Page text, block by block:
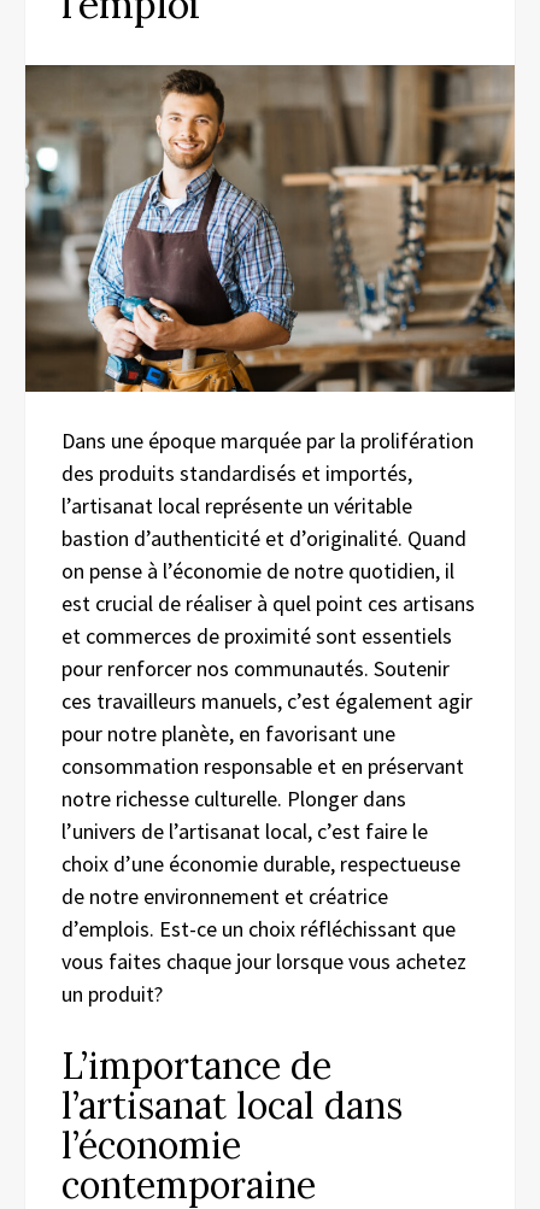
Dans une époque marquée par la prolifération
des produits standardisés et importés,
l’artisanat local représente un véritable
bastion d’authenticité et d’originalité. Quand
on pense à l’économie de notre quotidien, il
est crucial de réaliser à quel point ces artisans
et commerces de proximité sont essentiels
pour renforcer nos communautés. Soutenir
ces travailleurs manuels, c’est également agir
pour notre planète, en favorisant une
consommation responsable et en préservant
notre richesse culturelle. Plonger dans
l’univers de l’artisanat local, c’est faire le
choix d’une économie durable, respectueuse
de notre environnement et créatrice
d’emplois. Est-ce un choix réfléchissant que
vous faites chaque jour lorsque vous achetez
un produit?
L’importance de
l’artisanat local dans
l’économie
contemporaine